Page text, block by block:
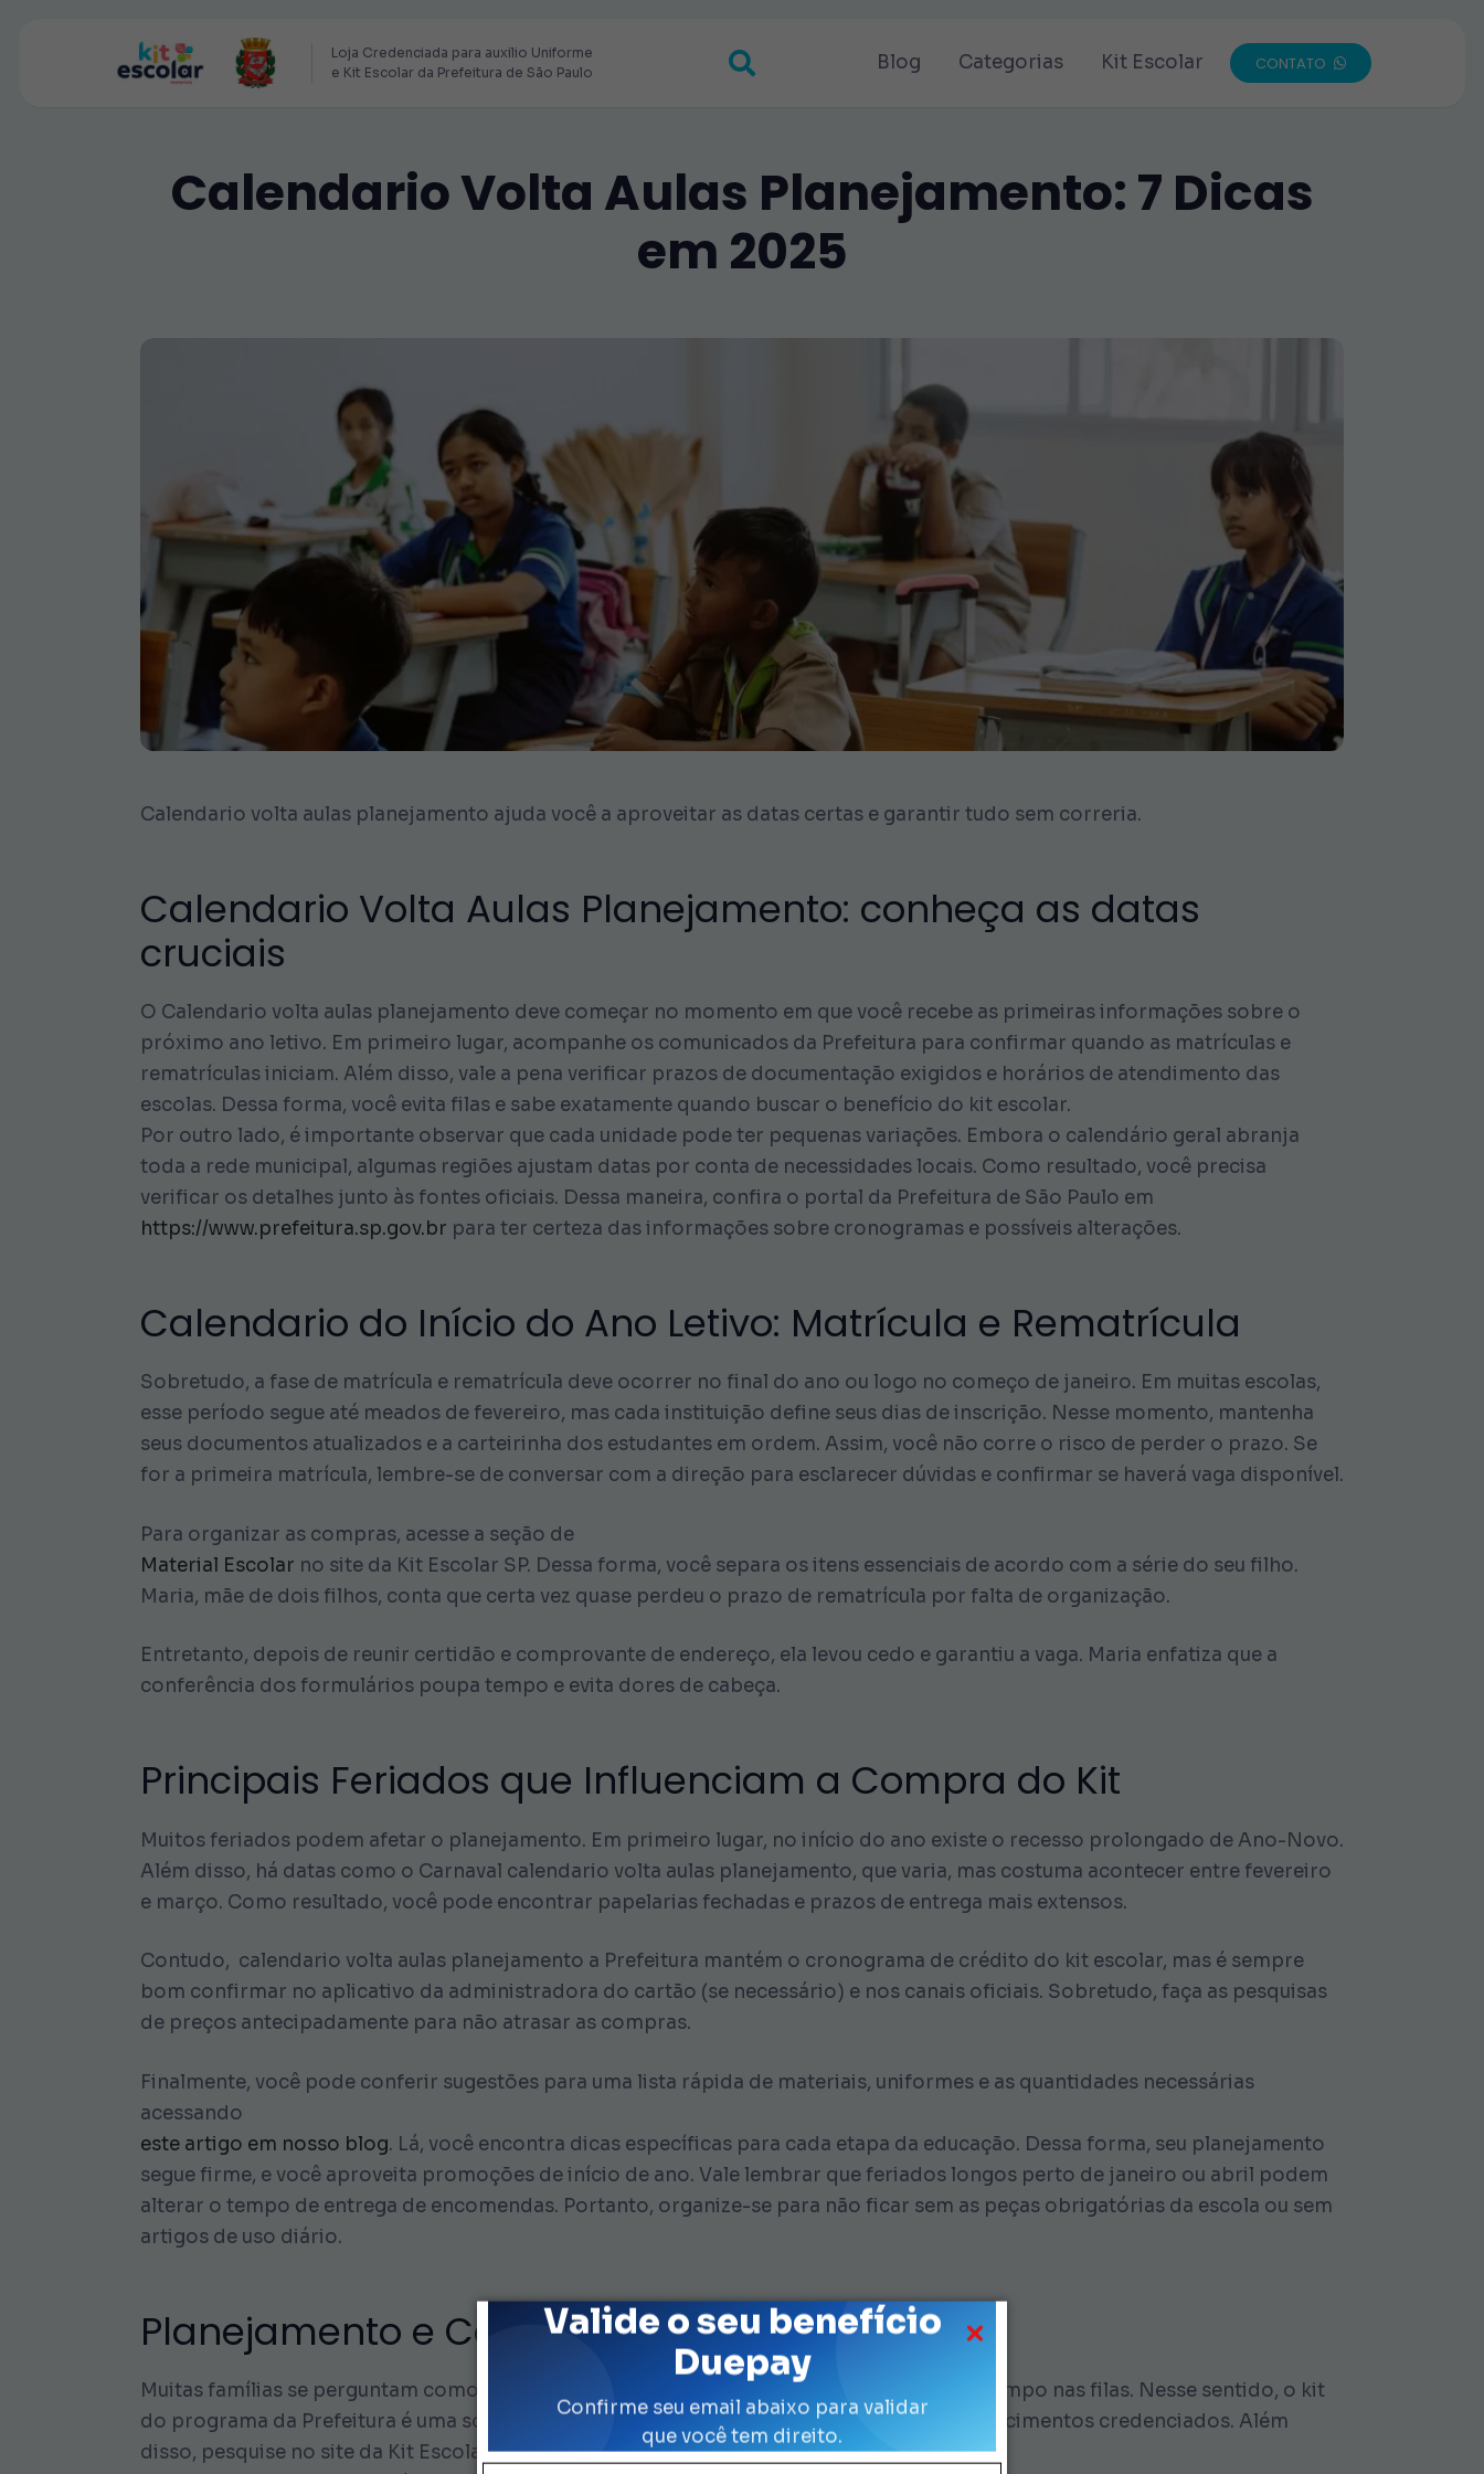
Valide o seu benefício
Duepay
Confirme seu email abaixo para validar
que você tem direito.
Loja Credenciada para auxilio Uniforme
e Kit Escolar da Prefeitura de São Paulo
Blog Categorias Kit Escolar CONTATO
Calendario Volta Aulas Planejamento: 7 Dicas
em 2025
Calendario volta aulas planejamento ajuda você a aproveitar as datas certas e garantir tudo sem correria.
Calendario Volta Aulas Planejamento: conheça as datas
cruciais
O Calendario volta aulas planejamento deve começar no momento em que você recebe as primeiras informações sobre o
próximo ano letivo. Em primeiro lugar, acompanhe os comunicados da Prefeitura para confirmar quando as matrículas e
rematrículas iniciam. Além disso, vale a pena verificar prazos de documentação exigidos e horários de atendimento das
escolas. Dessa forma, você evita filas e sabe exatamente quando buscar o benefício do kit escolar.
Por outro lado, é importante observar que cada unidade pode ter pequenas variações. Embora o calendário geral abranja
toda a rede municipal, algumas regiões ajustam datas por conta de necessidades locais. Como resultado, você precisa
verificar os detalhes junto às fontes oficiais. Dessa maneira, confira o portal da Prefeitura de São Paulo em
https://www.prefeitura.sp.gov.br para ter certeza das informações sobre cronogramas e possíveis alterações.
Calendario do Início do Ano Letivo: Matrícula e Rematrícula
Sobretudo, a fase de matrícula e rematrícula deve ocorrer no final do ano ou logo no começo de janeiro. Em muitas escolas,
esse período segue até meados de fevereiro, mas cada instituição define seus dias de inscrição. Nesse momento, mantenha
seus documentos atualizados e a carteirinha dos estudantes em ordem. Assim, você não corre o risco de perder o prazo. Se
for a primeira matrícula, lembre-se de conversar com a direção para esclarecer dúvidas e confirmar se haverá vaga disponível.
Para organizar as compras, acesse a seção de
Material Escolar no site da Kit Escolar SP. Dessa forma, você separa os itens essenciais de acordo com a série do seu filho.
Maria, mãe de dois filhos, conta que certa vez quase perdeu o prazo de rematrícula por falta de organização.
Entretanto, depois de reunir certidão e comprovante de endereço, ela levou cedo e garantiu a vaga. Maria enfatiza que a
conferência dos formulários poupa tempo e evita dores de cabeça.
Principais Feriados que Influenciam a Compra do Kit
Muitos feriados podem afetar o planejamento. Em primeiro lugar, no início do ano existe o recesso prolongado de Ano-Novo.
Além disso, há datas como o Carnaval calendario volta aulas planejamento, que varia, mas costuma acontecer entre fevereiro
e março. Como resultado, você pode encontrar papelarias fechadas e prazos de entrega mais extensos.
Contudo, calendario volta aulas planejamento a Prefeitura mantém o cronograma de crédito do kit escolar, mas é sempre
bom confirmar no aplicativo da administradora do cartão (se necessário) e nos canais oficiais. Sobretudo, faça as pesquisas
de preços antecipadamente para não atrasar as compras.
Finalmente, você pode conferir sugestões para uma lista rápida de materiais, uniformes e as quantidades necessárias
acessando
este artigo em nosso blog. Lá, você encontra dicas específicas para cada etapa da educação. Dessa forma, seu planejamento
segue firme, e você aproveita promoções de início de ano. Vale lembrar que feriados longos perto de janeiro ou abril podem
alterar o tempo de entrega de encomendas. Portanto, organize-se para não ficar sem as peças obrigatórias da escola ou sem
artigos de uso diário.
Planejamento e Compras Sem Sair de Casa
Muitas famílias se perguntam como adquirir uniforme sem pagar uma fortuna ou perder tempo nas filas. Nesse sentido, o kit
do programa da Prefeitura é uma solução prática, pois você pode usar o saldo em estabelecimentos credenciados. Além
disso, pesquise no site da Kit Escolar SP para encontrar itens essenciais como